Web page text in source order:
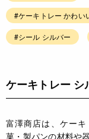
#ケーキトレー かわい
#シール シルバー
ケーキトレー シ
富澤商店は、ケー
菓・製パンの材料や